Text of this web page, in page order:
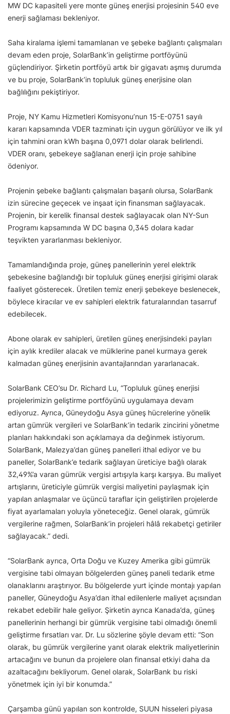
MW DC kapasiteli yere monte güneş enerjisi projesinin 540 eve
enerji sağlaması bekleniyor.
Saha kiralama işlemi tamamlanan ve şebeke bağlantı çalışmaları
devam eden proje, SolarBank’in geliştirme portföyünü
güçlendiriyor. Şirketin portföyü artık bir gigavatı aşmış durumda
ve bu proje, SolarBank’in topluluk güneş enerjisine olan
bağlılığını pekiştiriyor.
Proje, NY Kamu Hizmetleri Komisyonu’nun 15-E-0751 sayılı
kararı kapsamında VDER tazminatı için uygun görülüyor ve ilk yıl
için tahmini oran kWh başına 0,0971 dolar olarak belirlendi.
VDER oranı, şebekeye sağlanan enerji için proje sahibine
ödeniyor.
Projenin şebeke bağlantı çalışmaları başarılı olursa, SolarBank
izin sürecine geçecek ve inşaat için finansman sağlayacak.
Projenin, bir kerelik finansal destek sağlayacak olan NY-Sun
Programı kapsamında W DC başına 0,345 dolara kadar
teşvikten yararlanması bekleniyor.
Tamamlandığında proje, güneş panellerinin yerel elektrik
şebekesine bağlandığı bir topluluk güneş enerjisi girişimi olarak
faaliyet gösterecek. Üretilen temiz enerji şebekeye beslenecek,
böylece kiracılar ve ev sahipleri elektrik faturalarından tasarruf
edebilecek.
Abone olarak ev sahipleri, üretilen güneş enerjisindeki payları
için aylık krediler alacak ve mülklerine panel kurmaya gerek
kalmadan güneş enerjisinin avantajlarından yararlanacak.
SolarBank CEO’su Dr. Richard Lu, “Topluluk güneş enerjisi
projelerimizin geliştirme portföyünü uygulamaya devam
ediyoruz. Ayrıca, Güneydoğu Asya güneş hücrelerine yönelik
artan gümrük vergileri ve SolarBank’in tedarik zincirini yönetme
planları hakkındaki son açıklamaya da değinmek istiyorum.
SolarBank, Malezya’dan güneş panelleri ithal ediyor ve bu
paneller, SolarBank’e tedarik sağlayan üreticiye bağlı olarak
32,49%’a varan gümrük vergisi artışıyla karşı karşıya. Bu maliyet
artışlarını, üreticiyle gümrük vergisi maliyetini paylaşmak için
yapılan anlaşmalar ve üçüncü taraflar için geliştirilen projelerde
fiyat ayarlamaları yoluyla yöneteceğiz. Genel olarak, gümrük
vergilerine rağmen, SolarBank’in projeleri hâlâ rekabetçi getiriler
sağlayacak.” dedi.
“SolarBank ayrıca, Orta Doğu ve Kuzey Amerika gibi gümrük
vergisine tabi olmayan bölgelerden güneş paneli tedarik etme
olanaklarını araştırıyor. Bu bölgelerde yurt içinde montajı yapılan
paneller, Güneydoğu Asya’dan ithal edilenlerle maliyet açısından
rekabet edebilir hale geliyor. Şirketin ayrıca Kanada’da, güneş
panellerinin herhangi bir gümrük vergisine tabi olmadığı önemli
geliştirme fırsatları var. Dr. Lu sözlerine şöyle devam etti: “Son
olarak, bu gümrük vergilerine yanıt olarak elektrik maliyetlerinin
artacağını ve bunun da projelere olan finansal etkiyi daha da
azaltacağını bekliyorum. Genel olarak, SolarBank bu riski
yönetmek için iyi bir konumda.”
Çarşamba günü yapılan son kontrolde, SUUN hisseleri piyasa